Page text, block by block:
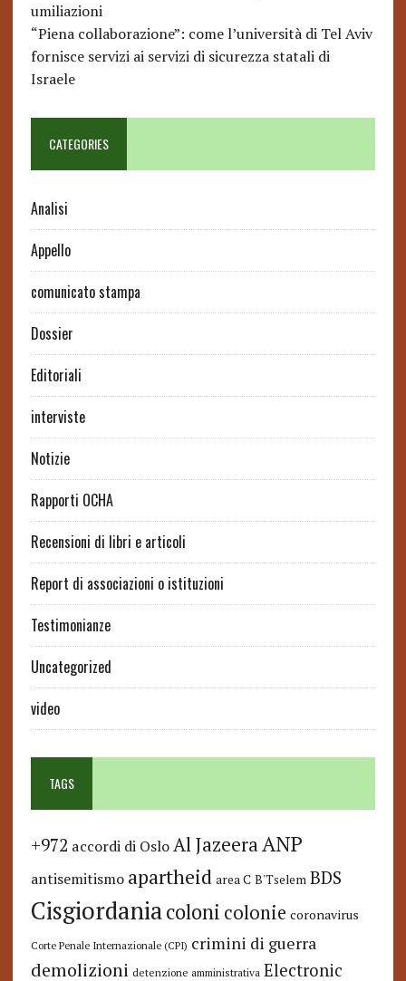
umiliazioni
“Piena collaborazione”: come l’università di Tel Aviv
fornisce servizi ai servizi di sicurezza statali di
Israele
CATEGORIES
Analisi
Appello
comunicato stampa
Dossier
Editoriali
interviste
Notizie
Rapporti OCHA
Recensioni di libri e articoli
Report di associazioni o istituzioni
Testimonianze
Uncategorized
video
TAGS
+972 accordi di Oslo Al JazeeraANP
antisemitismo apartheid area C B'Tselem BDS
Cisgiordaniacoloni colonie coronavirus
Corte Penale Internazionale (CPI) crimini di guerra
demolizioni detenzione amministrativa Electronic